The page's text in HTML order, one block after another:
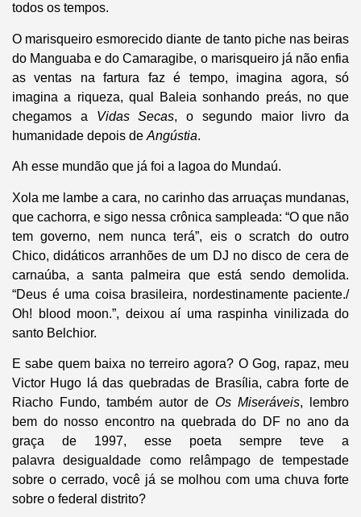
todos os tempos.
O marisqueiro esmorecido diante de tanto piche nas beiras
do Manguaba e do Camaragibe, o marisqueiro já não enfia
as ventas na fartura faz é tempo, imagina agora, só
imagina a riqueza, qual Baleia sonhando preás, no que
chegamos a Vidas Secas, o segundo maior livro da
humanidade depois de Angústia.
Ah esse mundão que já foi a lagoa do Mundaú.
Xola me lambe a cara, no carinho das arruaças mundanas,
que cachorra, e sigo nessa crônica sampleada: “O que não
tem governo, nem nunca terá”, eis o scratch do outro
Chico, didáticos arranhões de um DJ no disco de cera de
carnaúba, a santa palmeira que está sendo demolida.
“Deus é uma coisa brasileira, nordestinamente paciente./
Oh! blood moon.”, deixou aí uma raspinha vinilizada do
santo Belchior.
E sabe quem baixa no terreiro agora? O Gog, rapaz, meu
Victor Hugo lá das quebradas de Brasília, cabra forte de
Riacho Fundo, também autor de Os Miseráveis, lembro
bem do nosso encontro na quebrada do DF no ano da
graça de 1997, esse poeta sempre teve a
palavra desigualdade como relâmpago de tempestade
sobre o cerrado, você já se molhou com uma chuva forte
sobre o federal distrito?